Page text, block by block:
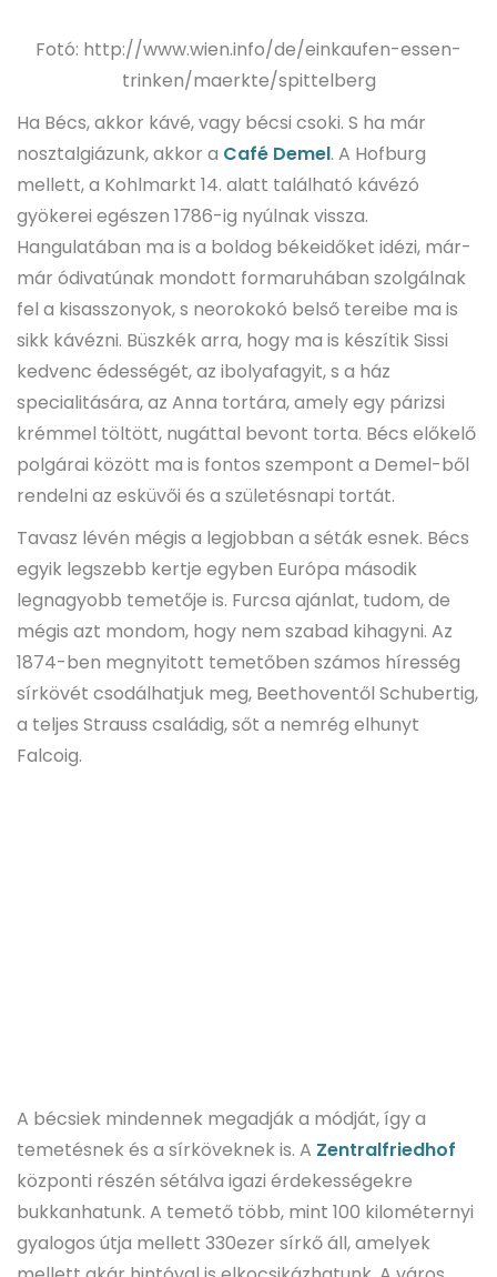
Fotó: http://www.wien.info/de/einkaufen-essen-
trinken/maerkte/spittelberg
Ha Bécs, akkor kávé, vagy bécsi csoki. S ha már
nosztalgiázunk, akkor a Café Demel. A Hofburg
mellett, a Kohlmarkt 14. alatt található kávézó
gyökerei egészen 1786-ig nyúlnak vissza.
Hangulatában ma is a boldog békeidőket idézi, már-
már ódivatúnak mondott formaruhában szolgálnak
fel a kisasszonyok, s neorokokó belső tereibe ma is
sikk kávézni. Büszkék arra, hogy ma is készítik Sissi
kedvenc édességét, az ibolyafagyit, s a ház
specialitására, az Anna tortára, amely egy párizsi
krémmel töltött, nugáttal bevont torta. Bécs előkelő
polgárai között ma is fontos szempont a Demel-ből
rendelni az esküvői és a születésnapi tortát.
Tavasz lévén mégis a legjobban a séták esnek. Bécs
egyik legszebb kertje egyben Európa második
legnagyobb temetője is. Furcsa ajánlat, tudom, de
mégis azt mondom, hogy nem szabad kihagyni. Az
1874-ben megnyitott temetőben számos híresség
sírkövét csodálhatjuk meg, Beethoventől Schubertig,
a teljes Strauss családig, sőt a nemrég elhunyt
Falcoig.
A bécsiek mindennek megadják a módját, így a
temetésnek és a sírköveknek is. A Zentralfriedhof
központi részén sétálva igazi érdekességekre
bukkanhatunk. A temető több, mint 100 kilométernyi
gyalogos útja mellett 330ezer sírkő áll, amelyek